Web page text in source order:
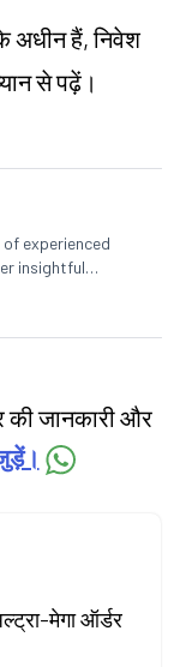
अधीन हैं, निवेश
से पढ़ें।
of experienced
insightful
IPO, economy,
की जानकारी और
मेगा ऑर्डर